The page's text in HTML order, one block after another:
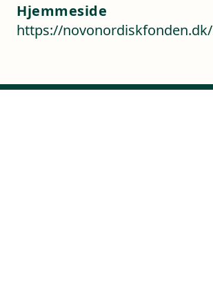
Hjemmeside
https://novonordiskfonden.dk/